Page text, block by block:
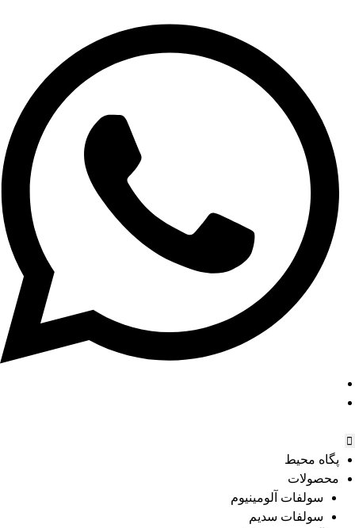
پگاه محیط
محصولات
سولفات آلومینیوم
سولفات سدیم